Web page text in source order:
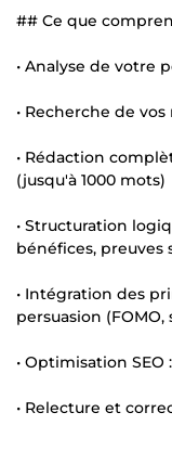
## Ce que
• Analyse de votre
• Recherche de
• Rédaction
(jusqu'à 1000 mots)
• Structuration
bénéfices, preuves
• Intégration des
persuasion
• Optimisation
• Relecture et